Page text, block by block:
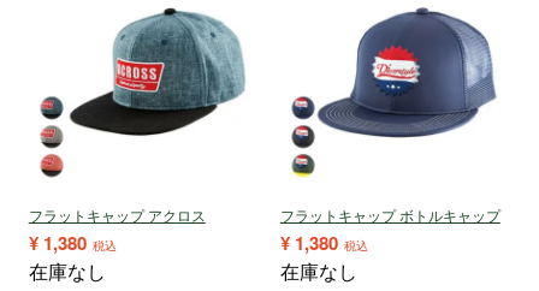
フラットキャップ アクロス
¥ 1,380 税込
在庫なし
フラットキャップ ボトルキャップ
¥ 1,380 税込
在庫なし